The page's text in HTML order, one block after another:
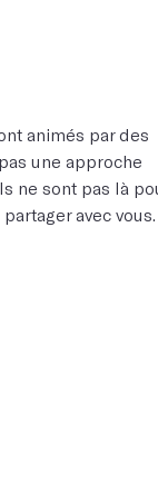
animés par des
une approche
ne sont pas là
avec vous.